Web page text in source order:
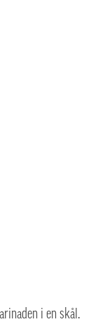
i en skål.